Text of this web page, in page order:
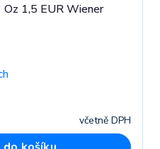
Oz 1,5 EUR Wiener
včetně DPH